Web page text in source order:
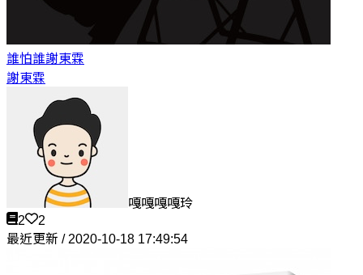
誰怕誰謝東霖
謝東霖
嘎嘎嘎嘎玲
2
2
最近更新 / 2020-10-18 17:49:54